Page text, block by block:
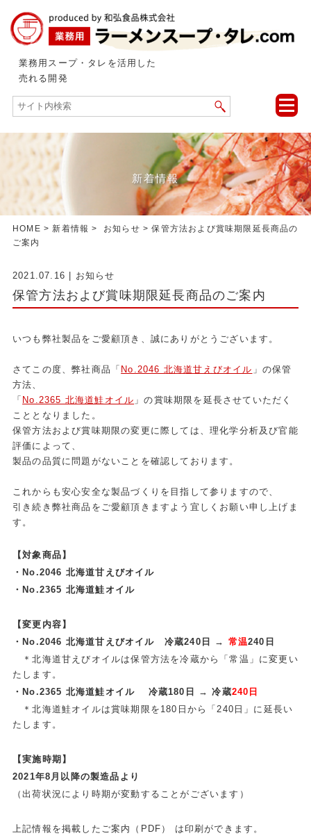
業務用スープ・タレを活用した
売れる開発
toggle
新着情報
HOME >新着情報 > お知らせ > 保管方法および賞味期限延長商品の
ご案内
2021.07.16 | お知らせ
保管方法および賞味期限延長商品のご案内
いつも弊社製品をご愛顧頂き、誠にありがとうございます。
さてこの度、弊社商品「 No.2046 北海道甘えびオイル 」の保管
方法、
「 No.2365 北海道鮭オイル 」の賞味期限を延長させていただく
こととなりました。
保管方法および賞味期限の変更に際しては、理化学分析及び官能
評価によって、
製品の品質に問題がないことを確認しております。
これからも安心安全な製品づくりを目指して参りますので、
引き続き弊社商品をご愛顧頂きますよう宜しくお願い申し上げま
す。
【対象商品】
・No.2046 北海道甘えびオイル
・No.2365 北海道鮭オイル
【変更内容】
・No.2046 北海道甘えびオイル 冷蔵240日 → 常温240日
＊北海道甘えびオイルは保管方法を冷蔵から「常温」に変更い
たします。
・No.2365 北海道鮭オイル 冷蔵180日 → 冷蔵240日
＊北海道鮭オイルは賞味期限を180日から「240日」に延長い
たします。
【実施時期】
2021年8月以降の製造品より
（出荷状況により時期が変動することがございます）
上記情報を掲載したご案内（PDF） は印刷ができます。